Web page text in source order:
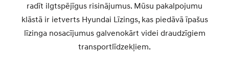
radīt ilgtspējīgus risinājumus. Mūsu pakalpojumu
klāstā ir ietverts Hyundai Līzings, kas piedāvā īpašus
līzinga nosacījumus galvenokārt videi draudzīgiem
transportlīdzekļiem.